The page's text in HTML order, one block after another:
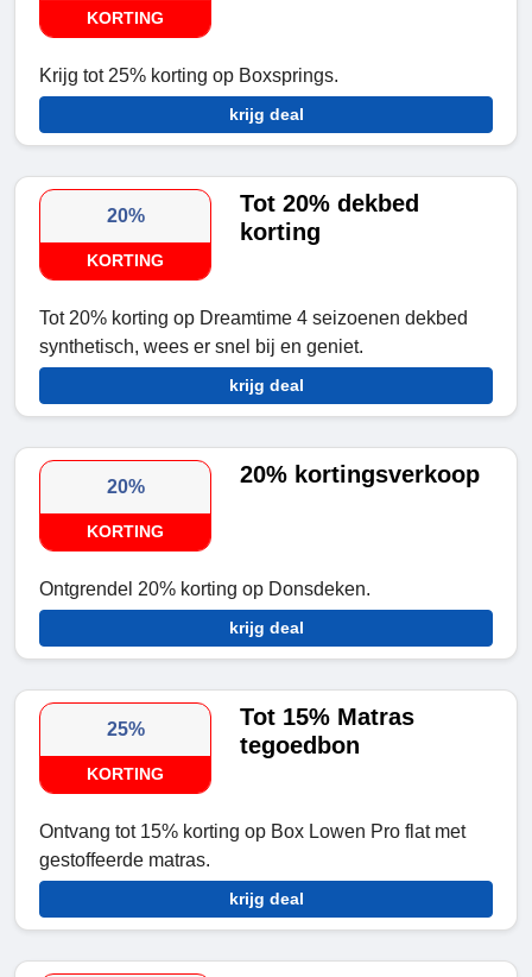
KORTING
Krijg tot 25% korting op Boxsprings.
krijg deal
20%
KORTING
Tot 20% dekbed
korting
Tot 20% korting op Dreamtime 4 seizoenen dekbed
synthetisch, wees er snel bij en geniet.
krijg deal
20%
KORTING
20% kortingsverkoop
Ontgrendel 20% korting op Donsdeken.
krijg deal
25%
KORTING
Tot 15% Matras
tegoedbon
Ontvang tot 15% korting op Box Lowen Pro flat met
gestoffeerde matras.
krijg deal